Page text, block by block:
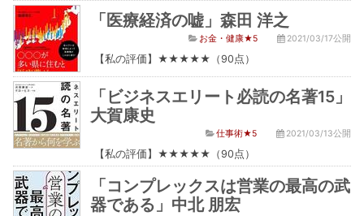
「医療経済の嘘」森田 洋之
お金・健康★5 2021/03/17公開
【私の評価】★★★★★（90点）
「ビジネスエリート必読の名著15」
大賀康史
仕事術★5 2021/03/13公開
【私の評価】★★★★★（90点）
「コンプレックスは営業の最高の武
器である」中北 朋宏